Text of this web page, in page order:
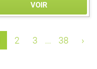
VOIR
2 3 ... 38 ›